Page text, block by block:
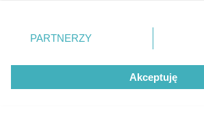
Zwycięstwo
gola, a Messi bije
zmienić/wycofać klikając przycisk
znajdujący się w lewym dolnym rogu
rodzaje przetwarzania danych nie
użytkownika, ale masz prawo
przetwarzaniu. Preferencje będą miały
PARTNERZY
Akceptuję